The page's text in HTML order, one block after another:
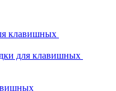
клавишных
для клавишных